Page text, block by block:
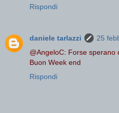
Rispondi
daniele tarlazzi
25
@AngeloC: Forse sperano
Buon Week end
Rispondi